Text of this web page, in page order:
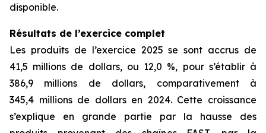
disponible.
Résultats de l’exercice complet
Les produits de l’exercice 2025 se sont accrus de
41,5 millions de dollars, ou 12,0 %, pour s’établir à
386,9 millions de dollars, comparativement à
345,4 millions de dollars en 2024. Cette croissance
s’explique en grande partie par la hausse des